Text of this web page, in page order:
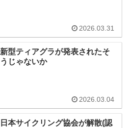
2026.03.31
新型ティアグラが発表されたそ
うじゃないか
2026.03.04
日本サイクリング協会が解散(認